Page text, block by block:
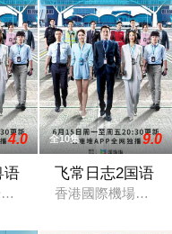
蕊妮飾），為了袒護犯
4.0
语
忙運轉，突遇全球系統故
全10集 9.0
飞常日志2国语
香港國際機場繁忙